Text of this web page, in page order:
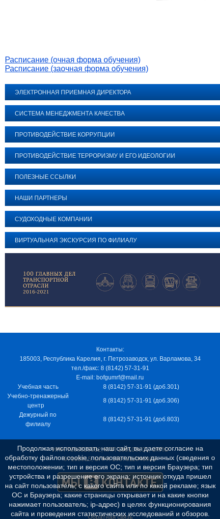
Расписание (очная форма обучения)
Расписание (заочная форма обучения)
ЭЛЕКТРОННАЯ ПРИЕМНАЯ ДИРЕКТОРА
СИСТЕМА МЕНЕДЖМЕНТА КАЧЕСТВА
ПРОТИВОДЕЙСТВИЕ КОРРУПЦИИ
ПРОТИВОДЕЙСТВИЕ ТЕРРОРИЗМУ И ЕГО ИДЕОЛОГИИ
ПОЛЕЗНЫЕ ССЫЛКИ
НАШИ ПАРТНЕРЫ
СУДОХОДНЫЕ КОМПАНИИ
ВИРТУАЛЬНАЯ ЭКСКУРСИЯ ПО ФИЛИАЛУ
Контакты:
185003, Республика Карелия, г. Петрозаводск, ул. Варламова, 34
тел./факс: 8 (8142) 57-31-91
E-mail: bofgumrf@mail.ru
Учебная часть
8 (8142) 57-31-91 (доб.301)
Учебно-тренажерный
центр
8 (8142) 57-31-91 (доб.306)
Дежурный по
филиалу
8 (8142) 57-31-91 (доб.803)
ИНН 7805029012, КПП 100103001, ОКПО
97163915, ОГРН 1037811048989
Обратная связь
Продолжая использовать наш сайт, вы даете согласие на
обработку файлов cookie, пользовательских данных (сведения о
местоположении; тип и версия ОС; тип и версия Браузера; тип
устройства и разрешение его экрана; источник откуда пришел
на сайт пользователь; с какого сайта или по какой рекламе; язык
ОС и Браузера; какие страницы открывает и на какие кнопки
нажимает пользователь; ip-адрес) в целях функционирования
сайта и проведения статистических исследований и обзоров.